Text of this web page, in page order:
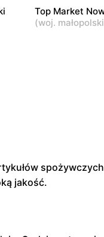
Top Market
(woj.
jakość.